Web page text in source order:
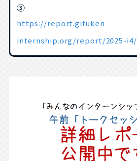
③
https://report.gifuken-
internship.org/report/2025-i4/